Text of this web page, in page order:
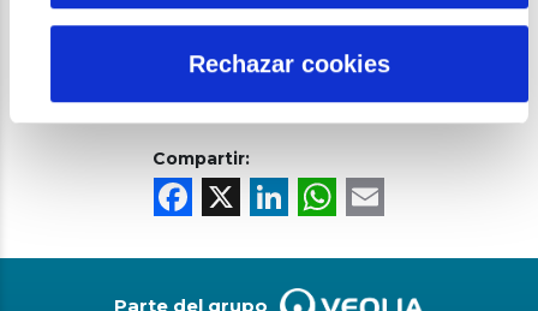
Rechazar cookies
Compartir:
Facebook
X LinkedIn
WhatsApp
Parte del grupo